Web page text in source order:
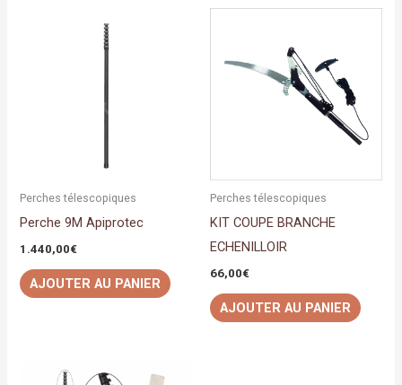
Perches télescopiques
Perche 9M Apiprotec
1.440,00€
AJOUTER AU PANIER
Perches télescopiques
KIT COUPE BRANCHE
ECHENILLOIR
66,00€
AJOUTER AU PANIER